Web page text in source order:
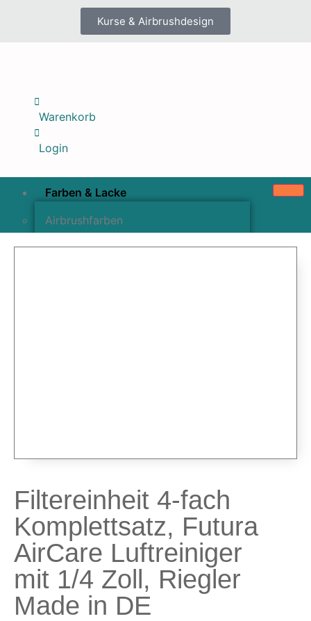
Kurse & Airbrushdesign
Warenkorb
Login
Farben & Lacke
Airbrushfarben
Anschlüsse & Verschraubungen
Luftfilter & Druckregler
Werkzeuge & Malzubehör
Pinsel & Stifte
Pinstriping & Linienführung
Radierer & Schneidewerkzeuge
Plotter & Zubehör
Filtereinheit 4-fach
Komplettsatz, Futura
AirCare Luftreiniger
mit 1/4 Zoll, Riegler
Made in DE